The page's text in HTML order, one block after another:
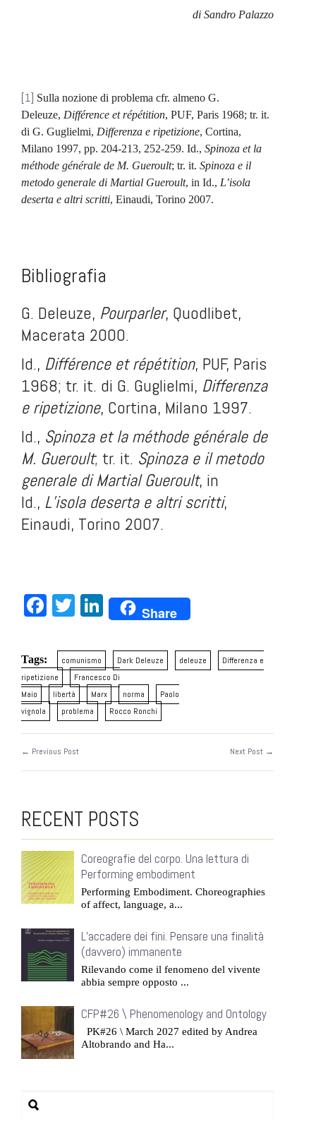
di Sandro Palazzo
[1] Sulla nozione di problema cfr. almeno G.
Deleuze, Différence et répétition, PUF, Paris 1968; tr. it.
di G. Guglielmi, Differenza e ripetizione, Cortina,
Milano 1997, pp. 204-213, 252-259. Id., Spinoza et la
méthode générale de M. Gueroult; tr. it. Spinoza e il
metodo generale di Martial Gueroult, in Id., L’isola
deserta e altri scritti, Einaudi, Torino 2007.
Bibliografia
G. Deleuze, Pourparler, Quodlibet,
Macerata 2000.
Id., Différence et répétition, PUF, Paris
1968; tr. it. di G. Guglielmi, Differenza
e ripetizione, Cortina, Milano 1997.
Id., Spinoza et la méthode générale de
M. Gueroult; tr. it. Spinoza e il metodo
generale di Martial Gueroult, in
Id., L’isola deserta e altri scritti,
Einaudi, Torino 2007.
Facebook
TwitterLinkedIn
Share
Tags: comunismo Dark Deleuze deleuze
Differenza e
ripetizione
Francesco Di
Maio
libertà Marx norma
Paolo
vignola
problema Rocco Ronchi
← Previous Post Next Post →
RECENT POSTS
Coreografie del corpo. Una lettura di
Performing embodiment
Performing Embodiment. Choreographies
of affect, language, a...
L’accadere dei fini. Pensare una finalità
(davvero) immanente
Rilevando come il fenomeno del vivente
abbia sempre opposto ...
CFP#26 \ Phenomenology and Ontology
PK#26 \ March 2027 edited by Andrea
Altobrando and Ha...